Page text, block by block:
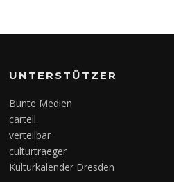
UNTERSTÜTZER
Bunte Medien
cartell
verteilbar
culturtraeger
Kulturkalender Dresden